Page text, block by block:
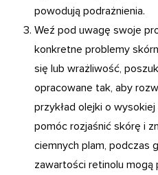
powodują podrażnienia.
Weź pod uwagę swoje
konkretne problemy
się lub wrażliwość,
opracowane tak, aby
przykład olejki o
pomóc rozjaśnić skórę i
ciemnych plam, podczas
zawartości retinolu